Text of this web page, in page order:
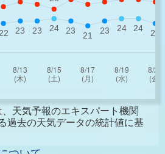
天気予報のエキスパート機関
過去の天気データの統計値に基